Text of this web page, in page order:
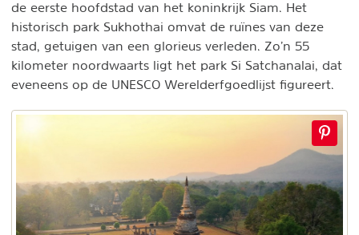
de eerste hoofdstad van het koninkrijk Siam. Het
historisch park Sukhothai omvat de ruïnes van deze
stad, getuigen van een glorieus verleden. Zo’n 55
kilometer noordwaarts ligt het park Si Satchanalai, dat
eveneens op de UNESCO Werelderfgoedlijst figureert.